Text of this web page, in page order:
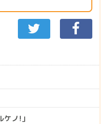
ケノ!」